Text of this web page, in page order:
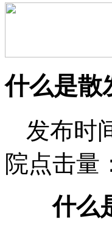
什么是散
发布时
院点击量
什么